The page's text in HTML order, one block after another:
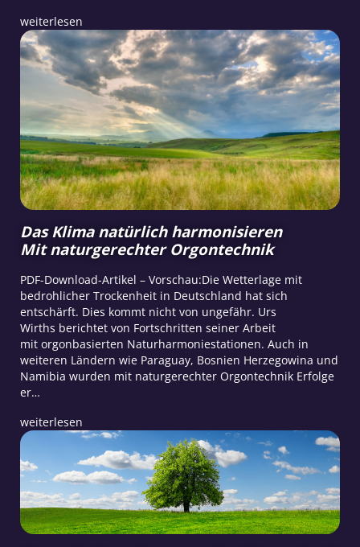
weiterlesen
Das Klima natürlich harmonisieren
Mit naturgerechter Orgontechnik
PDF-Download-Artikel – Vorschau:Die Wetterlage mit
bedrohlicher Trockenheit in Deutschland hat sich
entschärft. Dies kommt nicht von ungefähr. Urs
Wirths berichtet von Fortschritten seiner Arbeit
mit orgonbasierten Naturharmoniestationen. Auch in
weiteren Ländern wie Paraguay, Bosnien Herzegowina und
Namibia wurden mit naturgerechter Orgontechnik Erfolge
er…
weiterlesen